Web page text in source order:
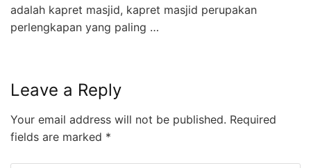
adalah kapret masjid, kapret masjid perupakan
perlengkapan yang paling …
Leave a Reply
Your email address will not be published. Required
fields are marked *